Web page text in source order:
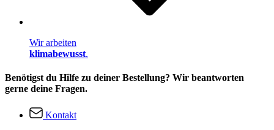
Wir arbeiten
klimabewusst.
Benötigst du Hilfe zu deiner Bestellung? Wir beantworten
gerne deine Fragen.
Kontakt